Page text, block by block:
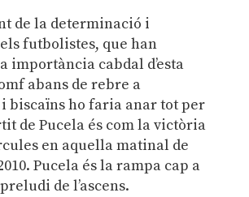
de la determinació i
futbolistes, que han
importància cabdal d’esta
abans de rebre a
i biscaïns ho faria anar tot per
de Pucela és com la victòria
en aquella matinal de
Pucela és la rampa cap a
de l’ascens.